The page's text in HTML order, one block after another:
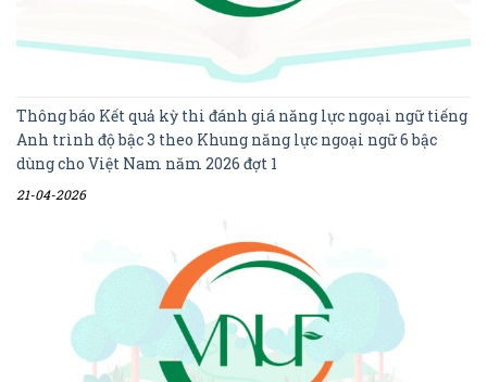
Thông báo Kết quả kỳ thi đánh giá năng lực ngoại ngữ tiếng
Anh trình độ bậc 3 theo Khung năng lực ngoại ngữ 6 bậc
dùng cho Việt Nam năm 2026 đợt 1
21-04-2026